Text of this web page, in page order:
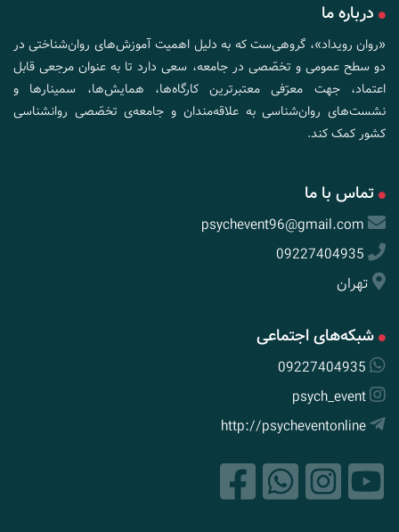
درباره ما
«روان رویداد»، گروهی‌ست که به دلیل اهمیت آموزش‌های روان‌شناختی در
دو سطح عمومی و تخصّصی در جامعه، سعی دارد تا به عنوان مرجعی قابل
اعتماد، جهت معرّفی معتبرترین کارگاه‌ها، همایش‌ها، سمینارها و
نشست‌های روان‌شناسی به علاقه‌مندان و جامعه‌ی تخصّصی روانشناسی
کشور کمک کند.
تماس با ما
psychevent96@gmail.com
09227404935
تهران
شبکه‌های اجتماعی
09227404935
psych_event
http://psycheventonline